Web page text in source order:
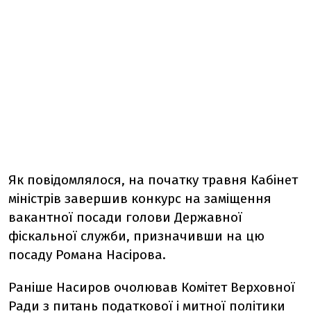
Як повідомлялося, на початку травня Кабінет
міністрів завершив конкурс на заміщення
вакантної посади голови Державної
фіскальної служби, призначивши на цю
посаду Романа Насірова.
Раніше Насиров очолював Комітет Верховної
Ради з питань податкової і митної політики